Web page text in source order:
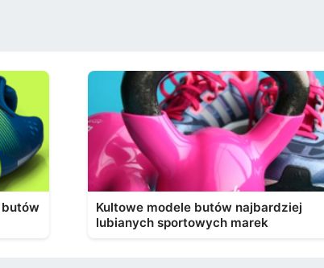
butów
Kultowe modele butów najbardziej
lubianych sportowych marek